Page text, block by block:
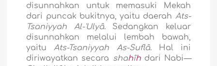
disunnahkan untuk memasuki Mekah
dari puncak bukitnya, yaitu daerah Ats-
Tsaniyyah Al-'Ulyâ. Sedangkan keluar
disunnahkan melalui lembah bawah,
yaitu Ats-Tsaniyyah As-Suflâ. Hal ini
diriwayatkan secara shahîhdari Nabi—